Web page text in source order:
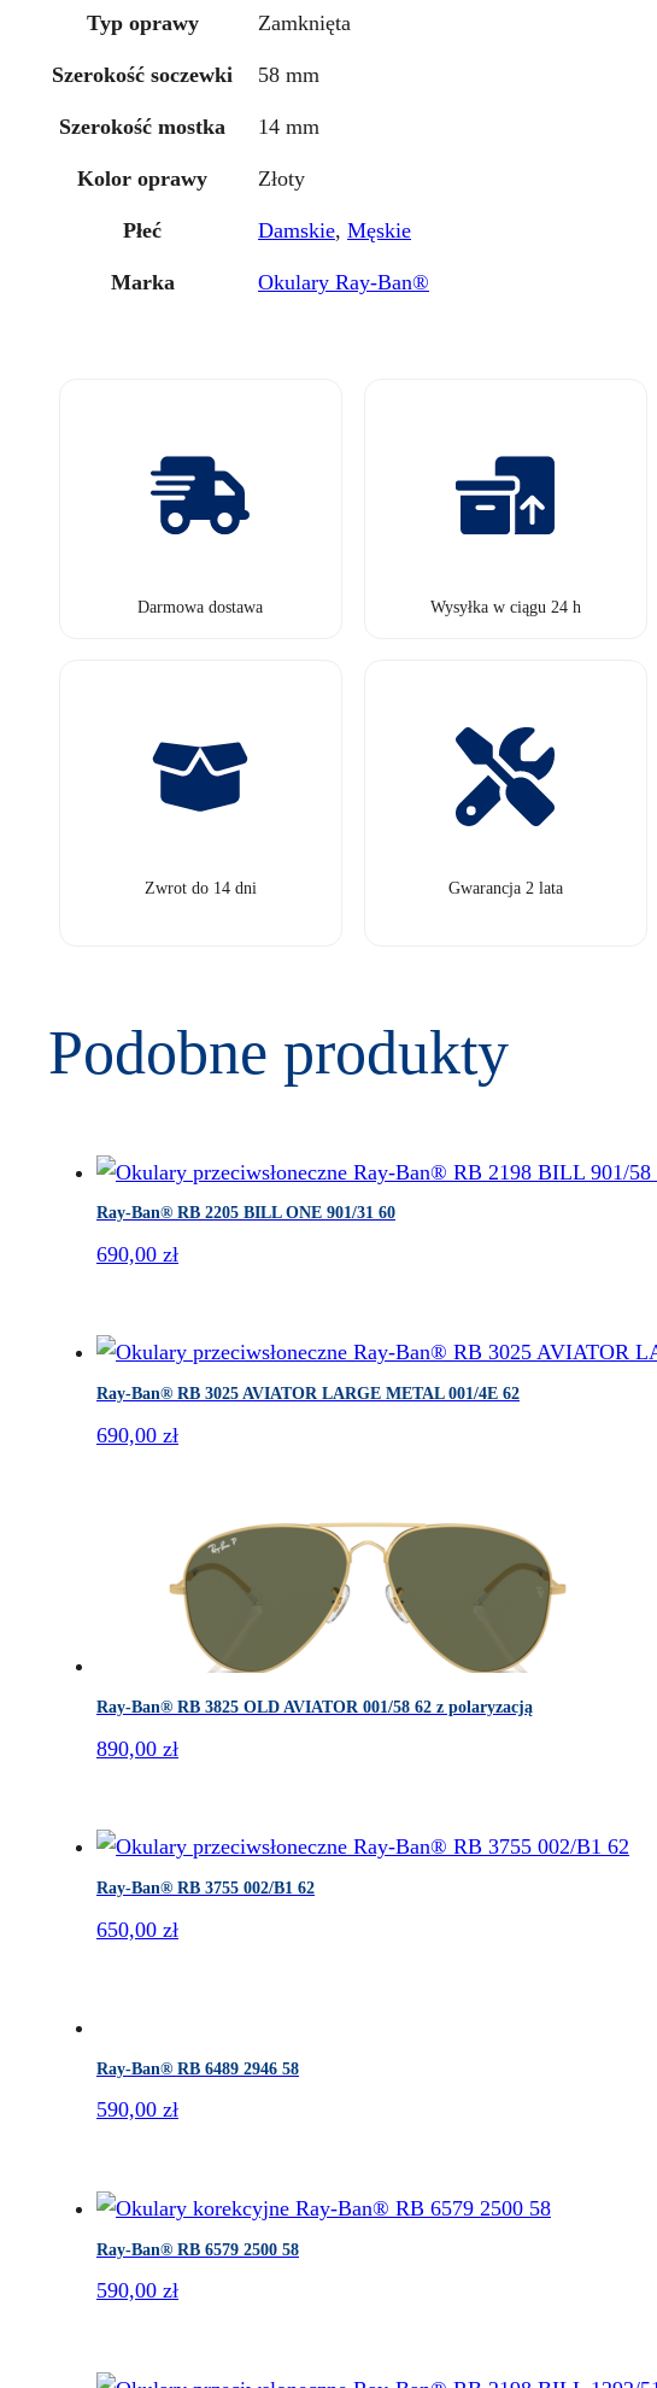
Typ oprawy Zamknięta
Szerokość soczewki 58 mm
Szerokość mostka 14 mm
Kolor oprawy Złoty
Płeć Damskie, Męskie
Marka Okulary Ray-Ban®
Darmowa dostawa Wysyłka w ciągu 24 h
Zwrot do 14 dni Gwarancja 2 lata
Podobne produkty
Ray-Ban® RB 2205 BILL ONE 901/31 60
690,00 zł
Ray-Ban® RB 3025 AVIATOR LARGE METAL 001/4E 62
690,00 zł
Ray-Ban® RB 3825 OLD AVIATOR 001/58 62 z polaryzacją
890,00 zł
Ray-Ban® RB 3755 002/B1 62
650,00 zł
Ray-Ban® RB 6489 2946 58
590,00 zł
Ray-Ban® RB 6579 2500 58
590,00 zł